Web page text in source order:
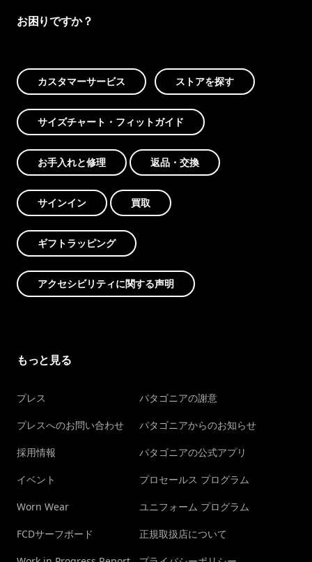
お困りですか？
カスタマーサービス ストアを探す
サイズチャート・フィットガイド
お手入れと修理 返品・交換
サインイン 買取
ギフトラッピング
アクセシビリティに関する声明
もっと見る
プレス
プレスへのお問い合わせ
採用情報
イベント
Worn Wear
FCDサーフボード
パタゴニアの謝意
パタゴニアからのお知らせ
パタゴニアの公式アプリ
プロセールス プログラム
ユニフォーム プログラム
正規取扱店について